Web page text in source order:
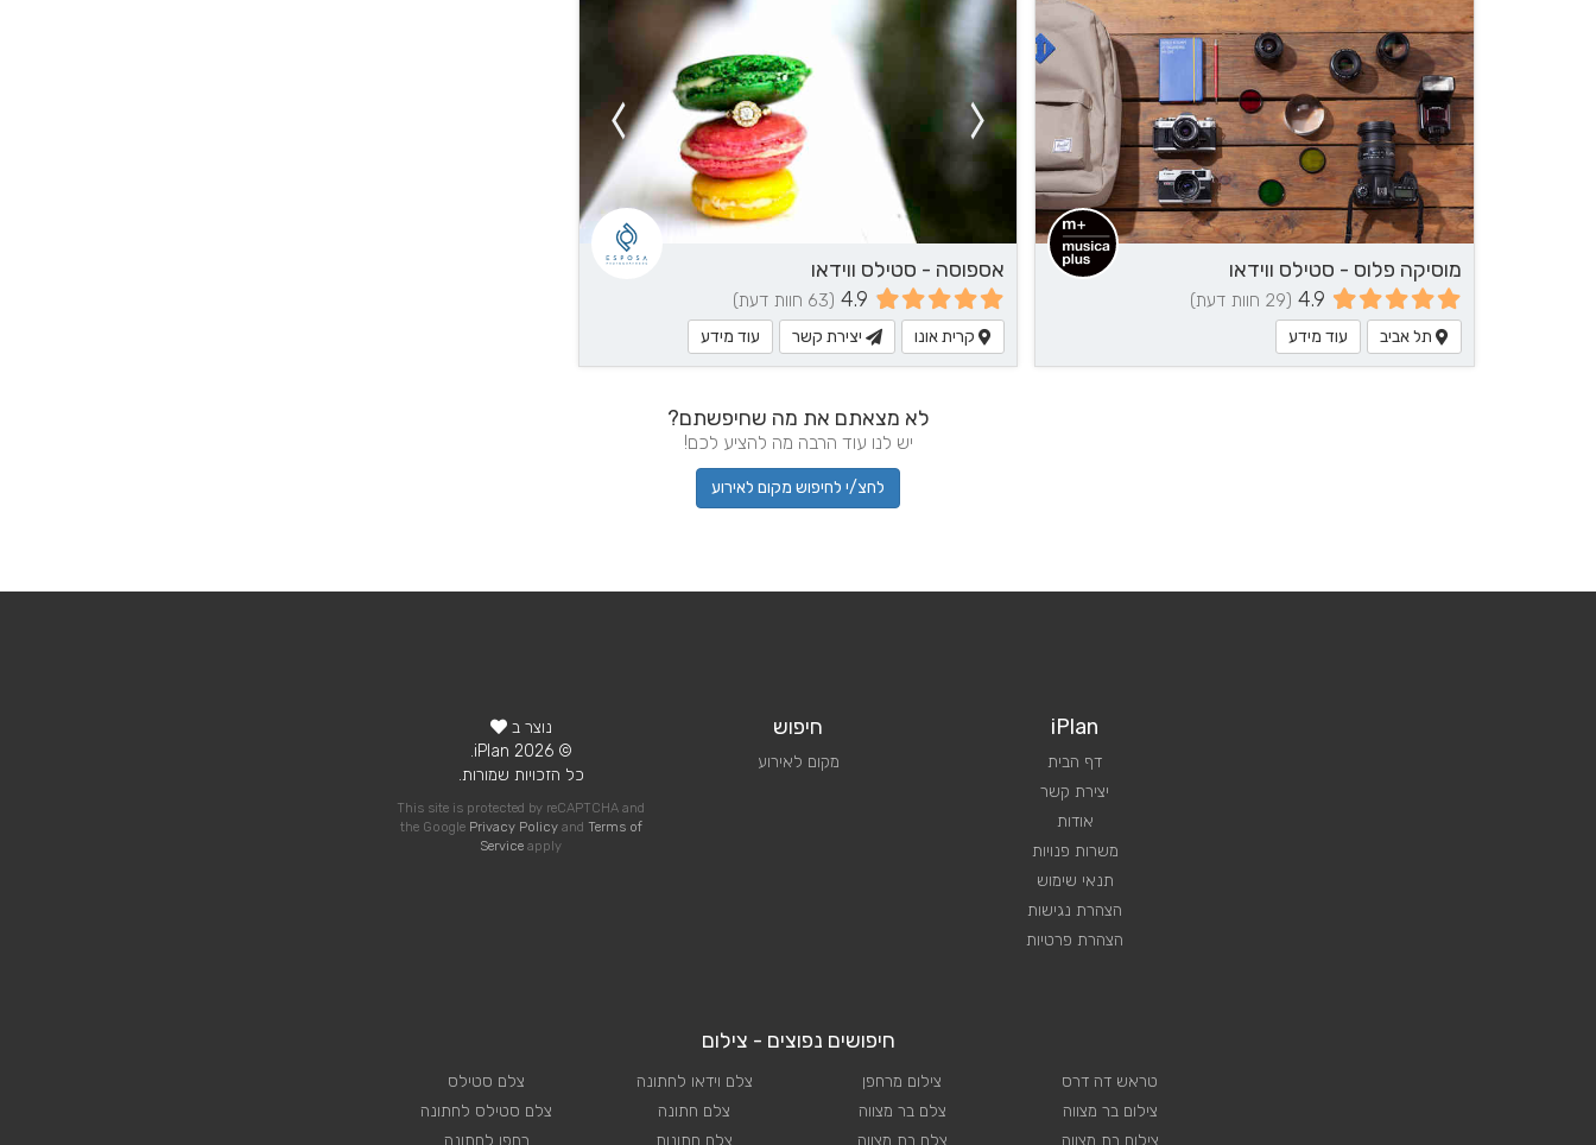
מוסיקה פלוס - סטילס ווידאו
4.9 (29 חוות דעת)
תל אביב עוד מידע
אספוסה - סטילס ווידאו
4.9 (63 חוות דעת)
קרית אונו יצירת קשר עוד מידע
לא מצאתם את מה שחיפשתם?
יש לנו עוד הרבה מה להציע לכם!
לחצ/י לחיפוש מקום לאירוע
iPlan
דף הבית
יצירת קשר
אודות
משרות פנויות
תנאי שימוש
הצהרת נגישות
הצהרת פרטיות
חיפוש
מקום לאירוע
נוצר ב
© 2026 iPlan.
כל הזכויות שמורות.
This site is protected by reCAPTCHA and
the Google Privacy Policyand Terms of
Service apply
חיפושים נפוצים - צילום
טראש דה דרס
צילום בר מצווה
צילום בת מצווה
צילום מרחפן
צלם בר מצווה
צלם בת מצווה
צלם וידאו לחתונה
צלם חתונה
צלם חתונות
צלם סטילס
צלם סטילס לחתונה
רחפן לחתונה